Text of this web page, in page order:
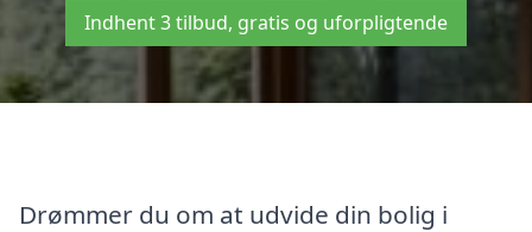
Indhent 3 tilbud, gratis og uforpligtende
Drømmer du om at udvide din bolig i